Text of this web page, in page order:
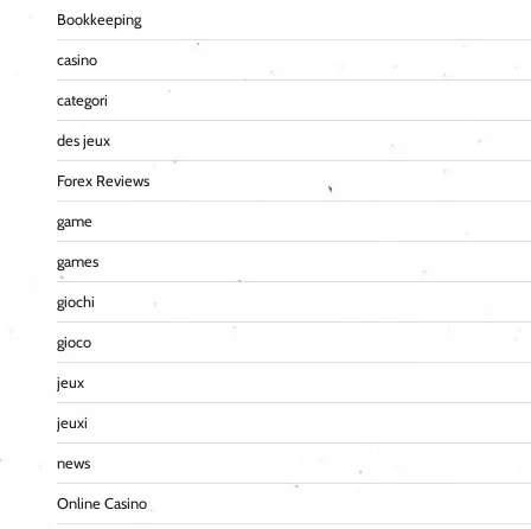
Bookkeeping
casino
categori
des jeux
Forex Reviews
game
games
giochi
gioco
jeux
jeuxi
news
Online Casino